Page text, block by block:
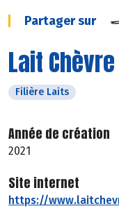
Partager sur
Lait
Filière Laits
Année de création
2021
Site internet
https://